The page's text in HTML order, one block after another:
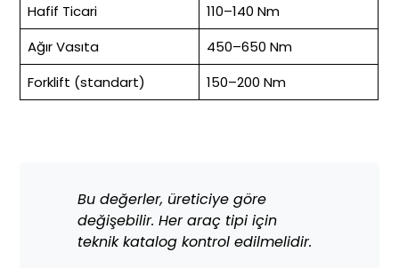
Hafif Ticari
110–140 Nm
Ağır Vasıta
450–650 Nm
Forklift (standart)
150–200 Nm
Bu değerler, üreticiye göre
değişebilir. Her araç tipi için
teknik katalog kontrol edilmelidir.